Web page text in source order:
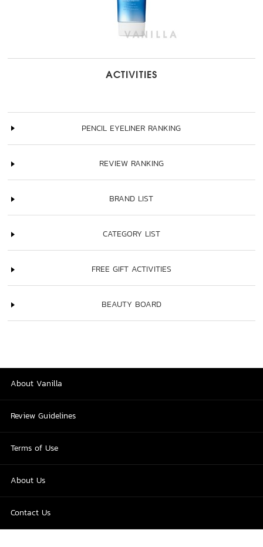
ACTIVITIES
PENCIL EYELINER RANKING
REVIEW RANKING
BRAND LIST
CATEGORY LIST
FREE GIFT ACTIVITIES
BEAUTY BOARD
About Vanilla
Review Guidelines
Terms of Use
About Us
Contact Us